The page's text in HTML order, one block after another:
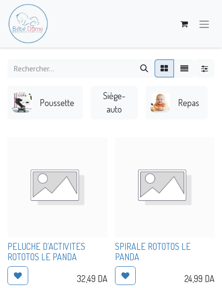
Poussette
Siège-
auto
Repas
PELUCHE D'ACTIVITES
ROTOTOS LE PANDA
32,49 DA
SPIRALE ROTOTOS LE
PANDA
24,99 DA